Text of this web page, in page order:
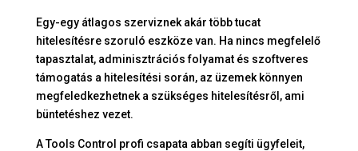
Egy-egy átlagos szerviznek akár több tucat
hitelesítésre szoruló eszköze van. Ha nincs megfelelő
tapasztalat, adminisztrációs folyamat és szoftveres
támogatás a hitelesítési során, az üzemek könnyen
megfeledkezhetnek a szükséges hitelesítésről, ami
büntetéshez vezet.
A Tools Control profi csapata abban segíti ügyfeleit,